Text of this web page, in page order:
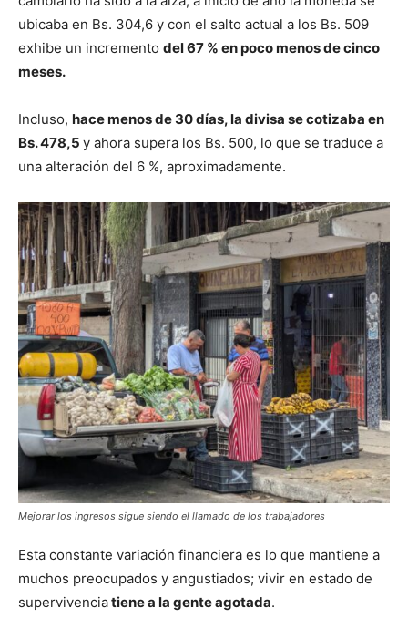
ubicaba en Bs. 304,6 y con el salto actual a los Bs. 509
exhibe un incremento del 67 % en poco menos de cinco
meses.
Incluso, hace menos de 30 días, la divisa se cotizaba en
Bs. 478,5 y ahora supera los Bs. 500, lo que se traduce a
una alteración del 6 %, aproximadamente.
Mejorar los ingresos sigue siendo el llamado de los trabajadores
Esta constante variación financiera es lo que mantiene a
muchos preocupados y angustiados; vivir en estado de
supervivenciatiene a la gente agotada.